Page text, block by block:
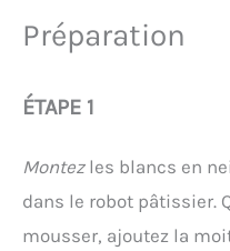
Préparation
ÉTAPE 1
Montezles blancs en
dans le robot pâtissier.
mousser, ajoutez la